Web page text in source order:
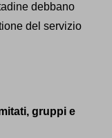
debbano
del servizio
gruppi e